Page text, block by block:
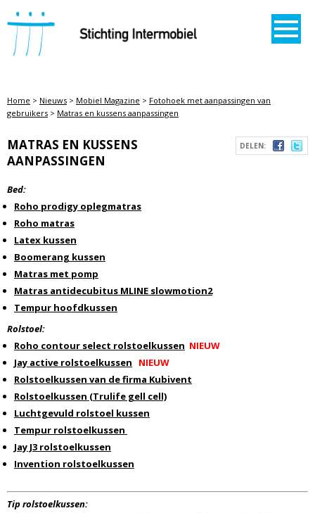
STICHTING INTERMOBIEL
Home > Nieuws > Mobiel Magazine > Fotohoek met aanpassingen van
gebruikers > Matras en kussens aanpassingen
DELEN:
MATRAS EN KUSSENS
AANPASSINGEN
Bed:
Roho prodigy oplegmatras
Roho matras
Latex kussen
Boomerang kussen
Matras met pomp
Matras antidecubitus MLINE slowmotion2
Tempur hoofdkussen
Rolstoel:
Roho contour select rolstoelkussen NIEUW
Jay active rolstoelkussen
NIEUW
Rolstoelkussen van de firma Kubivent
Rolstoelkussen (Trulife gell cell)
Luchtgevuld rolstoel kussen
Tempur rolstoelkussen
Jay J3 rolstoelkussen
Invention rolstoelkussen
Tip rolstoelkussen: